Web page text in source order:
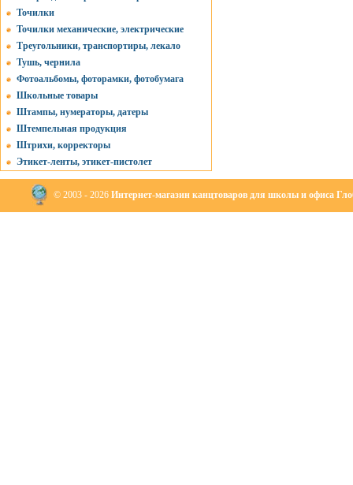
Точилки
Точилки механические, электрические
Треугольники, транспортиры, лекало
Тушь, чернила
Фотоальбомы, фоторамки, фотобумага
Школьные товары
Штампы, нумераторы, датеры
Штемпельная продукция
Штрихи, корректоры
Этикет-ленты, этикет-пистолет
© 2003 - 2026 Интернет-магазин канцтоваров для школы и офиса